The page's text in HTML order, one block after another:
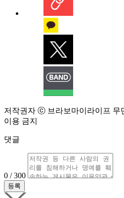
저작권자 ⓒ 브라보마이라이프 무
이용 금지
댓글
0 / 300